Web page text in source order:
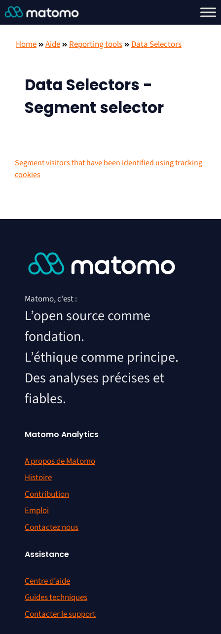
Home Aide Reporting tools Data Selectors
Data Selectors -
Segment selector
Segment visitors that have been identified using tracking
cookies
Matomo, c'est :
L’open source comme
fondation.
L’éthique comme principe.
Des analyses précises et
fiables.
Matomo Analytics
A propos de Matomo
Histoire
Contribution
Emploi
Contactez nous
Assistance
Centre d’aide
Guides techniques
Contacter le support